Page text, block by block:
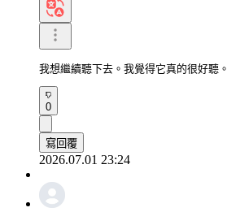
我想繼續聽下去。我覺得它真的很好聽。
0
寫回覆
2026.07.01 23:24